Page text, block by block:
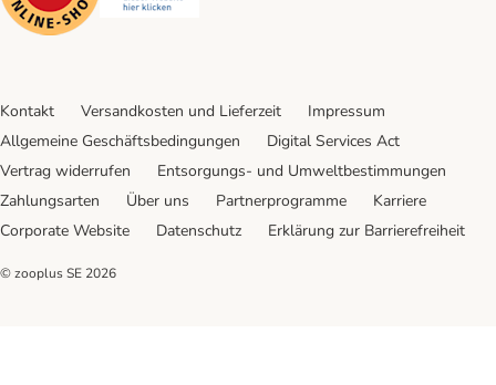
Kontakt Versandkosten und Lieferzeit
Impressum
Allgemeine Geschäftsbedingungen
Digital Services Act
Vertrag widerrufen
Entsorgungs- und Umweltbestimmungen
Zahlungsarten
Über uns Partnerprogramme
Karriere
Corporate Website
Datenschutz Erklärung zur Barrierefreiheit
© zooplus SE 2026